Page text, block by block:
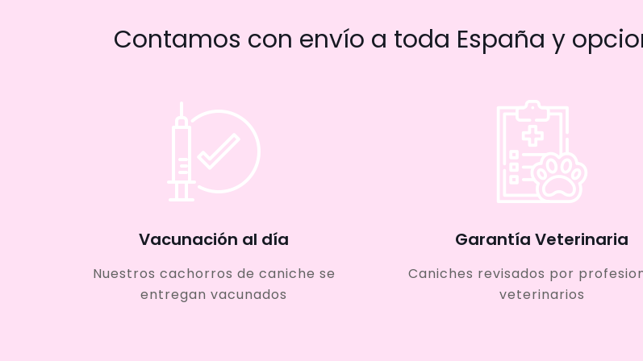
Contamos con envío a toda España y
Vacunación al día
Nuestros cachorros de caniche se
entregan vacunados
Garantía Veterinaria
Caniches revisados por
veterinarios